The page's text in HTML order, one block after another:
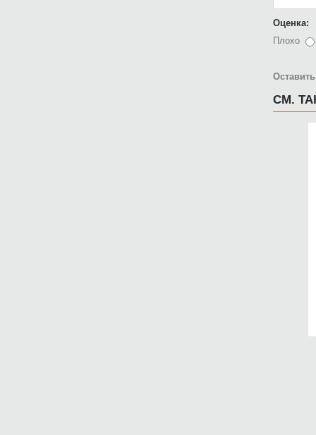
Оценка:
Плохо
СМ.